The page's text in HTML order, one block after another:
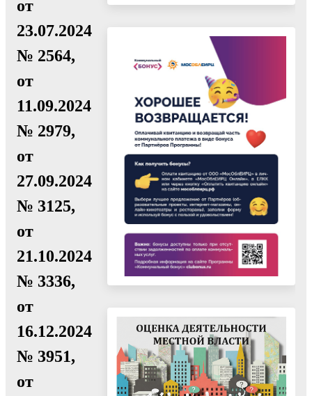
от
23.07.2024
№ 2564,
от
11.09.2024
№ 2979,
от
27.09.2024
№ 3125,
от
21.10.2024
№ 3336,
от
16.12.2024
№ 3951,
от